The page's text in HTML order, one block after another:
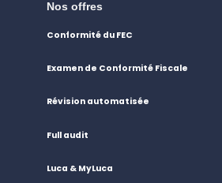
Nos offres
Conformité du FEC
Examen de Conformité Fiscale
Révision automatisée
Full audit
Luca & MyLuca